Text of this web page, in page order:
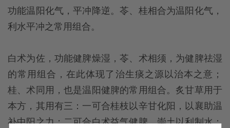
功能温阳化气，平冲降逆。苓、桂相合为温阳化气，
利水平冲之常用组合。
白术为佐，功能健脾燥湿，苓、术相须，为健脾祛湿
的常用组合，在此体现了治生痰之源以治本之意；
桂、术同用，也是温阳健脾的常用组合。炙甘草用于
本方，其用有三：一可合桂枝以辛甘化阳，以襄助温
补中阳之力；二可合白术益气健脾，崇土以利制水；